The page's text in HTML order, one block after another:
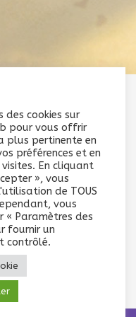
bénéficie
espèce ou
est due.
des cookies sur
pour vous offrir
plus pertinente en
préférences et en
En cliquant
», vous
de TOUS
vous
« Paramètres des
fournir un
contrôlé.